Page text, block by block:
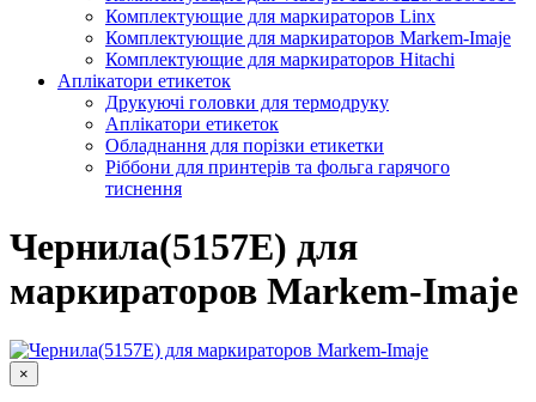
Комплектующие для маркираторов Linx
Комплектующие для маркираторов Markem-Imaje
Комплектующие для маркираторов Hitachi
Аплікатори етикеток
Друкуючі головки для термодруку
Аплікатори етикеток
Обладнання для порізки етикетки
Ріббони для принтерів та фольга гарячого
тиснення
Чернила(5157E) для
маркираторов Markem-Imaje
×